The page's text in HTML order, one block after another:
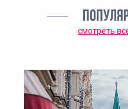
смотреть